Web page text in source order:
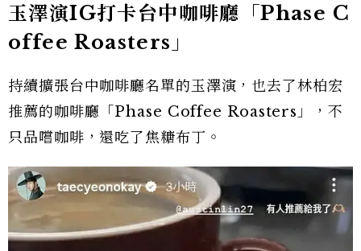
玉澤演IG打卡台中咖啡廳「Phase C
offee Roasters」
持續擴張台中咖啡廳名單的玉澤演，也去了林柏宏
推薦的咖啡廳「Phase Coffee Roasters」，不
只品嚐咖啡，還吃了焦糖布丁。